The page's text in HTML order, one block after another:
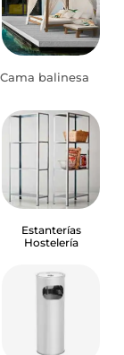
Cama balinesa
Estanterías
Hostelería